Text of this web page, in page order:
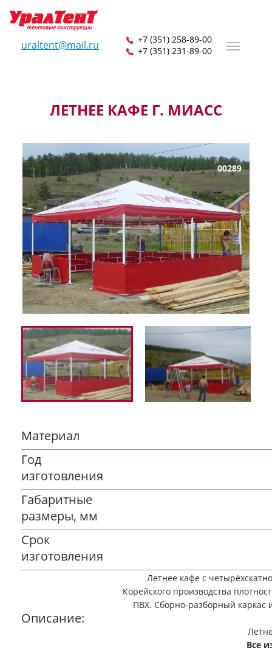
uraltent@mail.ru
+7 (351) 258-89-00
+7 (351) 231-89-00
ЛЕТНЕЕ КАФЕ Г. МИАСС
00289
Материал
Год
изготовления
Габаритные
размеры, мм
Срок
изготовления
Описание:
Летнее кафе с
Корейского производства
ПВХ. Сборно-разборный каркас
Все